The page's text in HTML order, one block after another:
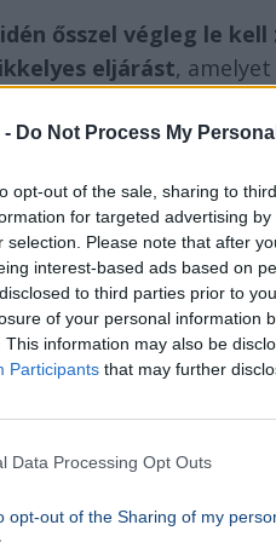
- Do Not Process My
opt-out of the sale, sharing to
for targeted advertising
selection. Please note that after
interest-based ads based on
to third parties prior to
of your personal information
This information may also be
Participants that may further
Data Processing Opt Outs
opt-out of the Sharing of my
idén ősszel végleg le kell
eljárást,
intézkedései miatt
látogatásra, és
az EP strasbourgi
fejezte ki a